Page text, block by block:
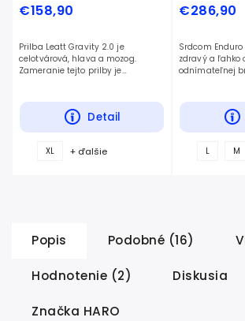
€158,90
Detail
Prilba Leatt Gravity 2.0 je
celotvárová, hlava a mozog.
Zameranie tejto prilby je
XL + ďalšie
€286,90
Srdcom
zdravý a ľahko
odnímateľnej
L M
Popis Podobné (16)
Hodnotenie (2) Diskusia
Značka HARO